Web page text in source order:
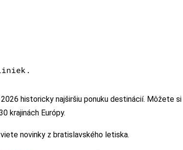
historicky najširšiu ponuku destinácií. Môžete si
krajinách Európy.
novinky z bratislavského letiska.